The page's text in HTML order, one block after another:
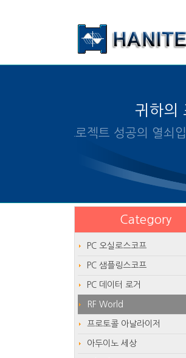
귀하의
알맞은 제품의 선택
Category
PC 오실로스코프
PC 샘플링스코프
PC 데이터 로거
RF World
프로토콜 아날라이저
아두이노 세상